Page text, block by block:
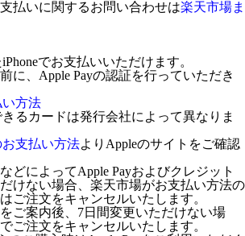
払いに関するお問い合わせは楽天市場ま
でお支払いいただけます。
に、Apple Payの認証を行っていただき
い方法
きるカードは発行会社によって異なりま
お支払い方法よりAppleのサイトをご確認
どによってApple Payおよびクレジット
けない場合、楽天市場がお支払い方法の
ご注文をキャンセルいたします。
ご案内後、7日間変更いただけない場
ご注文をキャンセルいたします。